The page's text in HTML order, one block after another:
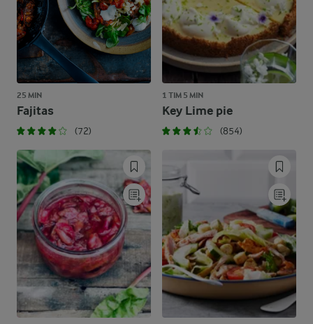
25 MIN
Fajitas
(72)
1 TIM 5 MIN
Key Lime pie
(854)